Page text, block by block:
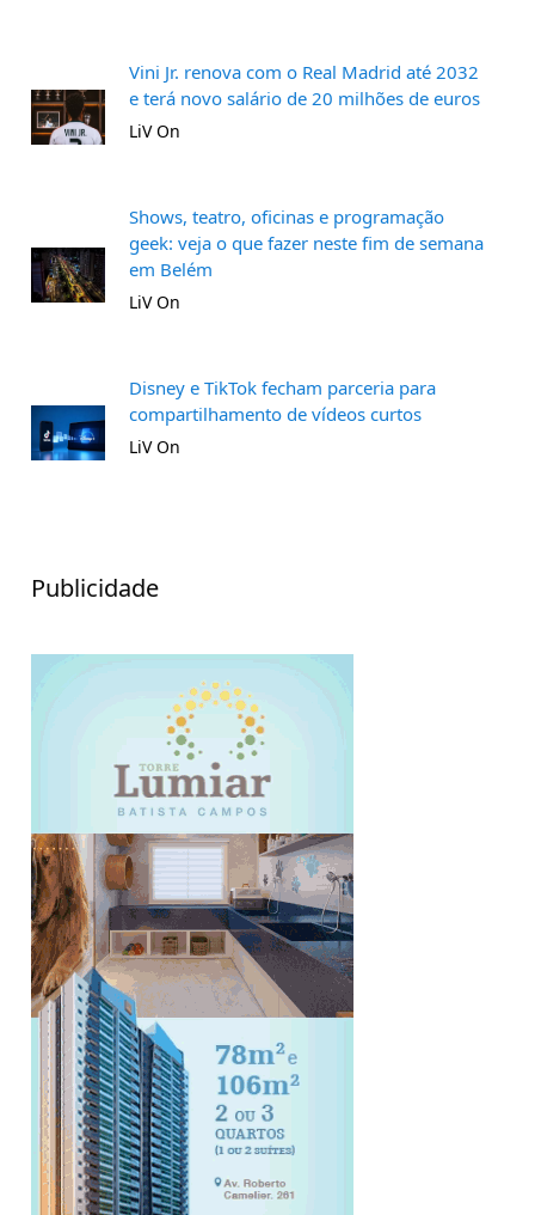
Vini Jr. renova com o Real Madrid até 2032
e terá novo salário de 20 milhões de euros
LiV On
Shows, teatro, oficinas e programação
geek: veja o que fazer neste fim de semana
em Belém
LiV On
Disney e TikTok fecham parceria para
compartilhamento de vídeos curtos
LiV On
Publicidade